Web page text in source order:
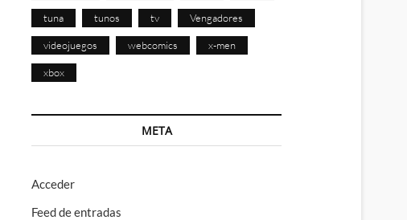
tuna tunos tv Vengadores
videojuegos webcomics x-men
xbox
META
Acceder
Feed de entradas